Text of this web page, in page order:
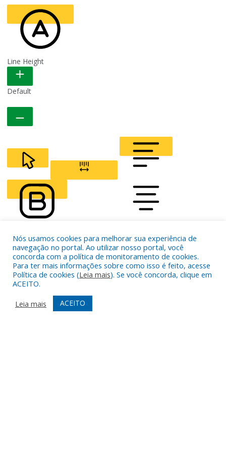
READABLE FONT
Line Height
Default
CURSOR
ALIGN TEXT
FONT WEIGHT
Color Modules
Orientation Modules
Nós usamos cookies para melhorar sua experiência de
navegação no portal. Ao utilizar nosso portal, você
concorda com a política de monitoramento de cookies.
Para ter mais informações sobre como isso é feito, acesse
Política de cookies (Leia mais). Se você concorda, clique em
ACEITO.
Leia mais
ACEITO